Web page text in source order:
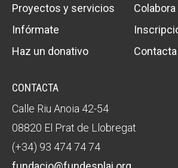
Proyectos y servicios
Colabora
Infórmate
Haz un donativo
Contacta
CONTACTA
Calle Riu Anoia 42-54
08820 El Prat de Llobregat
(+34) 93 474 74 74